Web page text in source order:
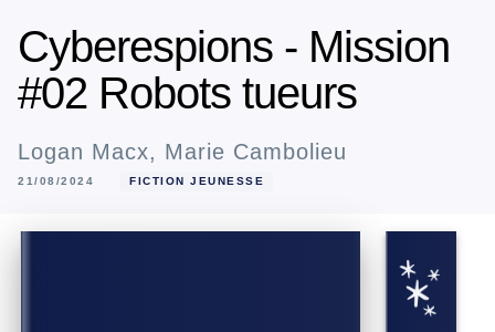
Cyberespions - Mission
#02 Robots tueurs
Logan Macx, Marie Cambolieu
21/08/2024 FICTION JEUNESSE